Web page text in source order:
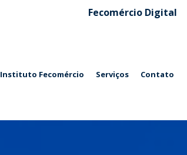
Fecomércio Digital
Instituto Fecomércio Serviços Contato